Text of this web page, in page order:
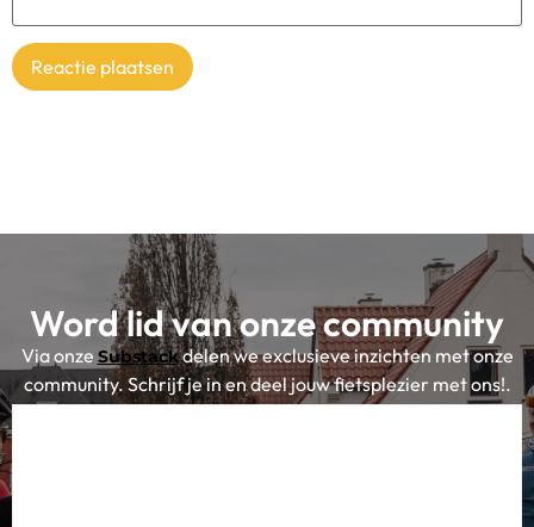
Word lid van onze community
Via onze Substackdelen we exclusieve inzichten met onze
community. Schrijf je in en deel jouw fietsplezier met ons!.